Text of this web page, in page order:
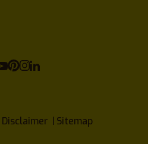
Disclaimer Sitemap